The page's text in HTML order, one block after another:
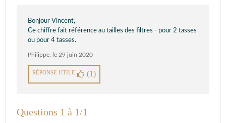
Bonjour Vincent,
Ce chiffre fait référence au tailles des filtres - pour 2 tasses
ou pour 4 tasses.
Philippe le 29 juin 2020
RÉPONSE UTILE (1)
Questions 1 à 1/1